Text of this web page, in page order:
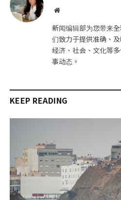
网
新闻编辑部为您带来
们致力于提供准确、
经济、社会、文化等
事动态。
KEEP READING